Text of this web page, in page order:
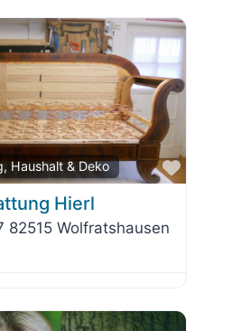
Haushalt & Deko
Favorit
Hierl
82515 Wolfratshausen